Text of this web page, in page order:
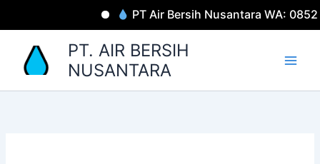
PT Air Bersih Nusantara WA:
PT. AIR BERSIH
NUSANTARA